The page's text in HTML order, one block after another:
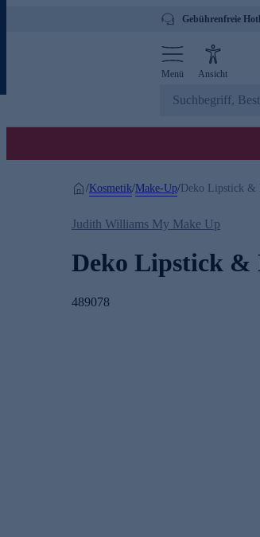
Gebührenfreie
Menü Ansicht
/Kosmetik/Make-Up/ Deko Lipstick &
Judith Williams My Make Up
Deko Lipstick &
489078